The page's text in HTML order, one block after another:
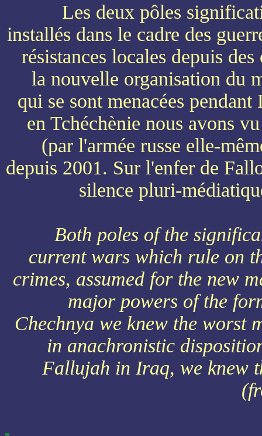
Les deux pôles
installés dans le cadre des
résistances locales depuis
la nouvelle organisation du
qui se sont menacées
en Tchéchènie nous avons
(par l'armée russe elle-
depuis 2001. Sur l'enfer de
silence pluri-
Both poles of the
current wars which rule on
crimes, assumed for the new
major powers of the
Chechnya we knew the worst
in anachronistic
Fallujah in Iraq, we knew